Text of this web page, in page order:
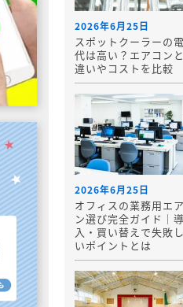
2026年6月25日
スポットクーラーの
代は高い？エアコン
違いやコストを比較
2026年6月25日
オフィスの業務用エ
ン選び完全ガイド｜導
入・買い替えで失敗
いポイントとは